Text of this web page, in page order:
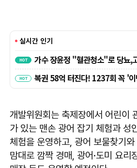
개발위원회는 축제장에서 어린이
가 있는 맨손 광어 잡기 체험과 성
체험을 운영하고, 광어 보물찾기와
맘대로 깜짝 경매, 광어·도미 요리